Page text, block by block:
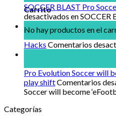
Carrito
No hay productos en el
SOCCER BLAST Pro
desactivados en SOCCER
14
Dic
Hacks Comentarios
Pro Evolution Soccer will
play shiftComentarios
Soccer will become
Categorías